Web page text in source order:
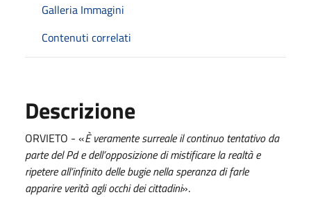
Galleria Immagini
Contenuti correlati
Descrizione
ORVIETO - «È veramente surreale il continuo tentativo da
parte del Pd e dell’opposizione di mistificare la realtà e
ripetere all’infinito delle bugie nella speranza di farle
apparire verità agli occhi dei cittadini».